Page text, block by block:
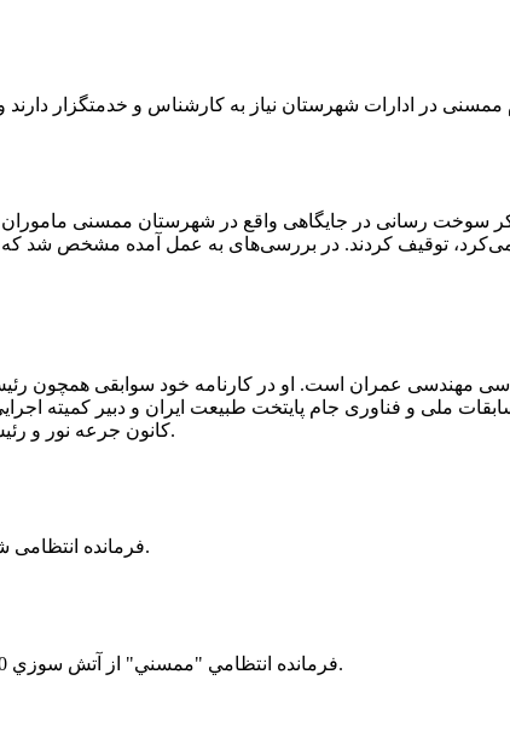
سوخت رسانی در جایگاهی واقع در شهرستان ممسنی
لیتر گازوئیل حمل می‌کرد، توقیف کردند. در بررسی‌های به عمل آمده
مهندسی عمران است. او در کارنامه خود سوابقی همچون
ملی و فناوری جام پایتخت طبیعت ایران و دبیر کمیته
کانون جرعه نور و رئیس کمیته اجرایی اولین دوره مسابقات ملی و فناوری جام پایتخت طبیعت ایران را دارد.
فرمانده انتظامی شهرستان ممسنی از کشف بیش از 37 کیلوگرم تریاک در یک خودروی ام وی ام خبر داد.
فرمانده انتظامي "ممسني" از آتش سوزي 200 هكتار از اراضي كشاورزي واقع در اطراف روستاي "فهلیان" آن شهرستان خبر داد.